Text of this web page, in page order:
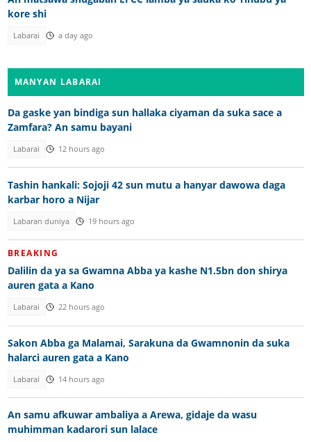
kore shi
Labarai a day ago
MANYAN LABARAI
Da gaske yan bindiga sun hallaka ciyaman da suka sace a
Zamfara? An samu bayani
Labarai 12 hours ago
Tashin hankali: Sojoji 42 sun mutu a hanyar dawowa daga
karbar horo a Nijar
Labaran duniya 19 hours ago
BREAKING
Dalilin da ya sa Gwamna Abba ya kashe N1.5bn don shirya
auren gata a Kano
Labarai 22 hours ago
Sakon Abba ga Malamai, Sarakuna da Gwamnonin da suka
halarci auren gata a Kano
Labarai 14 hours ago
An samu afkuwar ambaliya a Arewa, gidaje da wasu
muhimman kadarori sun lalace